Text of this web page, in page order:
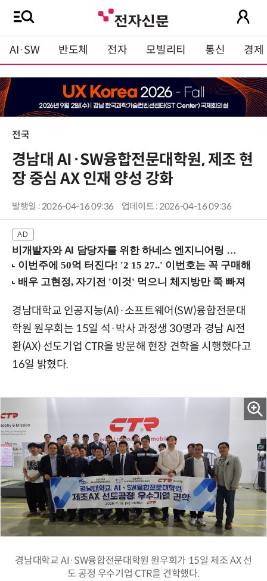
AI·SW 반도체 전자 모빌리티 통신 경제
전국
경남대 AI·SW융합전문대학원, 제조 현
장 중심 AX 인재 양성 강화
발행일 : 2026-04-16 09:36 업데이트 : 2026-04-16 09:36
비개발자와 AI 담당자를 위한 하네스 엔지니어링 입문과정 (8/20 신논현역)
경남대학교 인공지능(AI)·소프트웨어(SW)융합전문대
학원 원우회는 15일 석·박사 과정생 30명과 경남 AI전
환(AX) 선도기업 CTR을 방문해 현장 견학을 시행했다고
16일 밝혔다.
경남대학교 AI·SW융합전문대학원 원우회가 15일 제조 AX 선
도 공정 우수기업 CTR을 견학했다.